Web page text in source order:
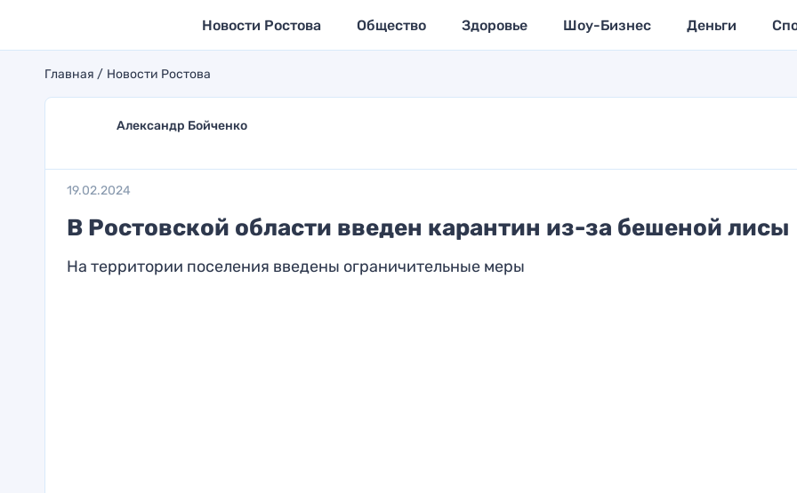
Новости Ростова Общество Здоровье Шоу-Бизнес Деньги
Главная Новости Ростова
Александр Бойченко
19.02.2024
В Ростовской области введен карантин из-за бешеной лисы
На территории поселения введены ограничительные меры